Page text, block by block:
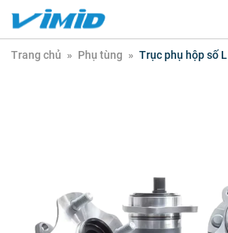
Trang chủ » Phụ tùng » Trục phụ hộp số L